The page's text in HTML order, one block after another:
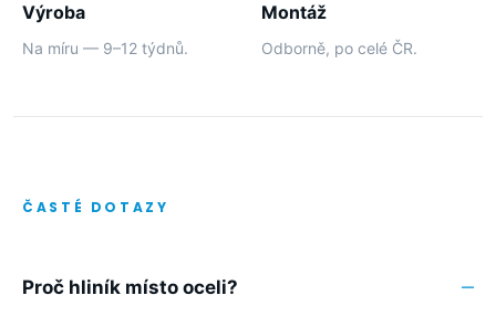
Výroba
Na míru — 9–12 týdnů.
Montáž
Odborně, po celé ČR.
ČASTÉ DOTAZY
Proč hliník místo oceli?